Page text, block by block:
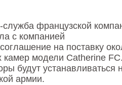
французской
с компанией
на поставку
камер модели Catherine
будут устанавливаться
армии.